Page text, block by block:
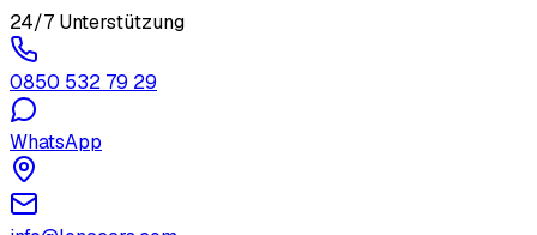
24/7 Unterstützung
0850 532 79 29
WhatsApp